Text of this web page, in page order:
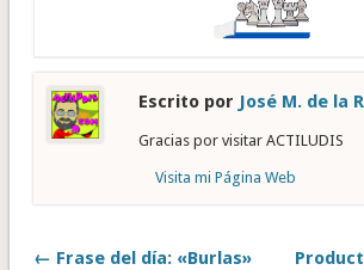
Escrito por José M. de la
Gracias por visitar ACTILUDIS
Visita mi Página Web
← Frase del día: «Burlas»